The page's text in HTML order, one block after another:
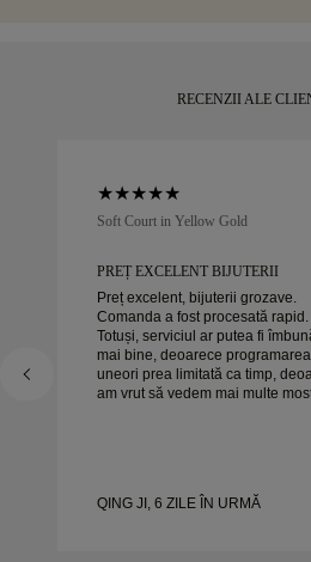
RECENZII ALE
Soft Court in Yellow Gold
PREȚ EXCELENT BIJUTERII
Preț excelent, bijuterii grozave.
Comanda a fost procesată rapid.
Totuși, serviciul ar putea fi
mai bine, deoarece
uneori prea limitată ca timp,
am vrut să vedem mai multe
QING JI, 6 ZILE ÎN URMĂ